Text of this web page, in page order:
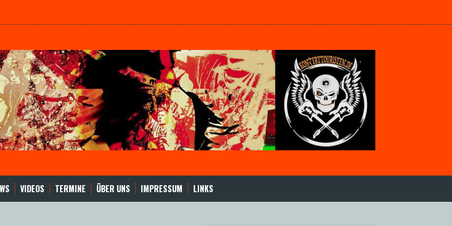
VIDEOS TERMINE ÜBER UNS IMPRESSUM LINKS